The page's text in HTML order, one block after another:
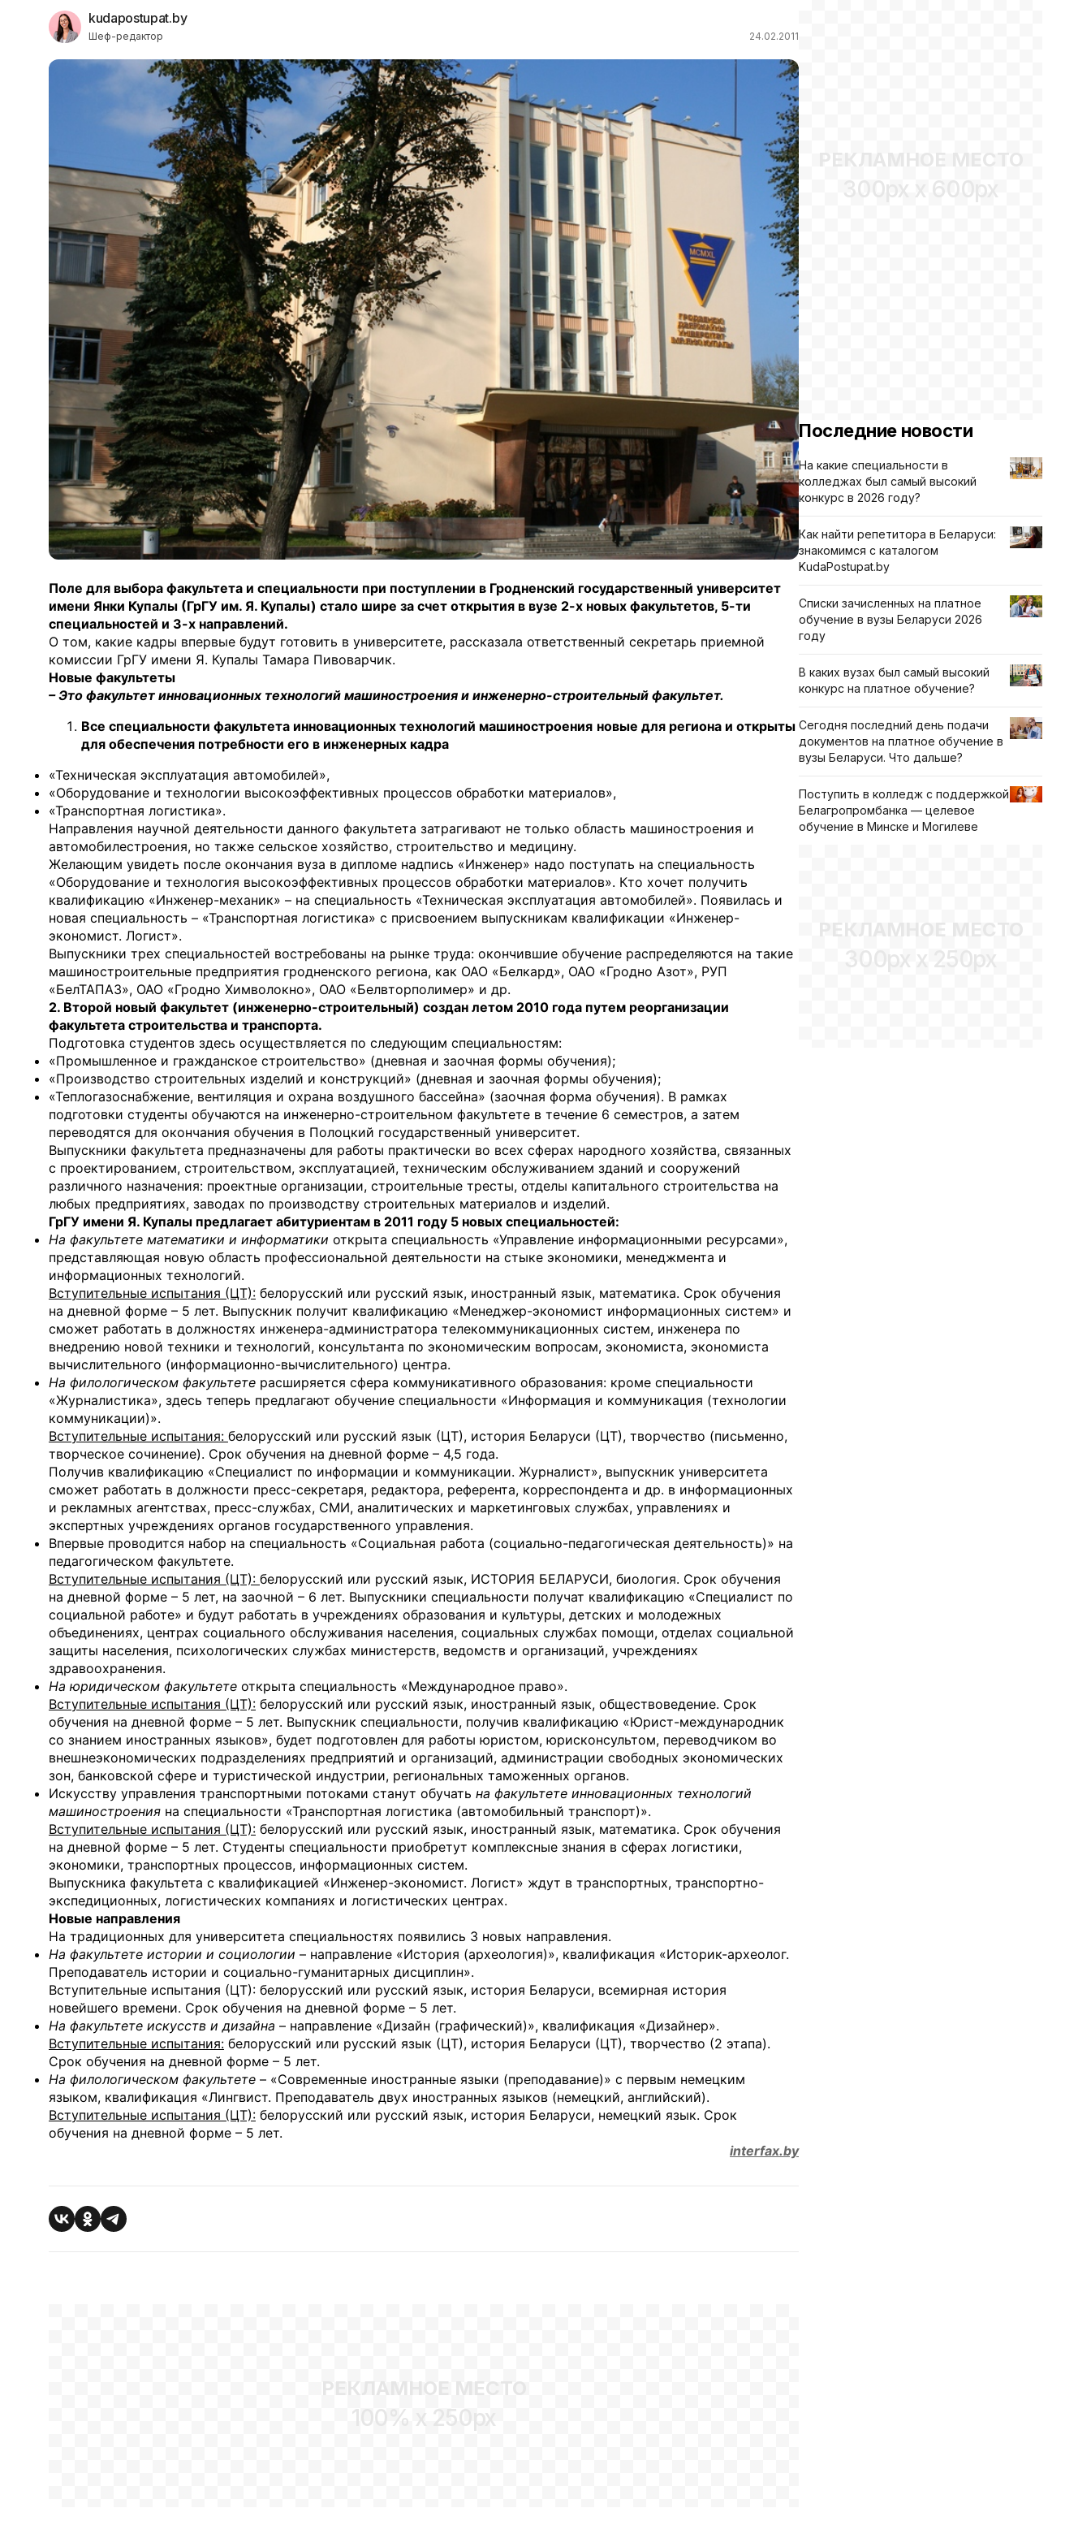
kudapostupat.by
Шеф-редактор 24.02.2011
Поле для выбора факультета и специальности при поступлении в Гродненский государственный университет
имени Янки Купалы (ГрГУ им. Я. Купалы) стало шире за счет открытия в вузе 2-х новых факультетов, 5-ти
специальностей и 3-х направлений.
О том, какие кадры впервые будут готовить в университете, рассказала ответственный секретарь приемной
комиссии ГрГУ имени Я. Купалы Тамара Пивоварчик.
Новые факультеты
– Это факультет инновационных технологий машиностроения и инженерно-строительный факультет.
Все специальности факультета инновационных технологий машиностроения новые для региона и открыты
для обеспечения потребности его в инженерных кадра
«Техническая эксплуатация автомобилей»,
«Оборудование и технологии высокоэффективных процессов обработки материалов»,
«Транспортная логистика».
Направления научной деятельности данного факультета затрагивают не только область машиностроения и
автомобилестроения, но также сельское хозяйство, строительство и медицину.
Желающим увидеть после окончания вуза в дипломе надпись «Инженер» надо поступать на специальность
«Оборудование и технология высокоэффективных процессов обработки материалов». Кто хочет получить
квалификацию «Инженер-механик» – на специальность «Техническая эксплуатация автомобилей». Появилась и
новая специальность – «Транспортная логистика» с присвоением выпускникам квалификации «Инженер-
экономист. Логист».
Выпускники трех специальностей востребованы на рынке труда: окончившие обучение распределяются на такие
машиностроительные предприятия гродненского региона, как ОАО «Белкард», ОАО «Гродно Азот», РУП
«БелТАПАЗ», ОАО «Гродно Химволокно», ОАО «Белвторполимер» и др.
2. Второй новый факультет (инженерно-строительный) создан летом 2010 года путем реорганизации
факультета строительства и транспорта.
Подготовка студентов здесь осуществляется по следующим специальностям:
«Промышленное и гражданское строительство» (дневная и заочная формы обучения);
«Производство строительных изделий и конструкций» (дневная и заочная формы обучения);
«Теплогазоснабжение, вентиляция и охрана воздушного бассейна» (заочная форма обучения). В рамках
подготовки студенты обучаются на инженерно-строительном факультете в течение 6 семестров, а затем
переводятся для окончания обучения в Полоцкий государственный университет.
Выпускники факультета предназначены для работы практически во всех сферах народного хозяйства, связанных
с проектированием, строительством, эксплуатацией, техническим обслуживанием зданий и сооружений
различного назначения: проектные организации, строительные тресты, отделы капитального строительства на
любых предприятиях, заводах по производству строительных материалов и изделий.
ГрГУ имени Я. Купалы предлагает абитуриентам в 2011 году 5 новых специальностей:
На факультете математики и информатики открыта специальность «Управление информационными ресурсами»,
представляющая новую область профессиональной деятельности на стыке экономики, менеджмента и
информационных технологий.
Вступительные испытания (ЦТ): белорусский или русский язык, иностранный язык, математика. Срок обучения
на дневной форме – 5 лет. Выпускник получит квалификацию «Менеджер-экономист информационных систем» и
сможет работать в должностях инженера-администратора телекоммуникационных систем, инженера по
внедрению новой техники и технологий, консультанта по экономическим вопросам, экономиста, экономиста
вычислительного (информационно-вычислительного) центра.
На филологическом факультете расширяется сфера коммуникативного образования: кроме специальности
«Журналистика», здесь теперь предлагают обучение специальности «Информация и коммуникация (технологии
коммуникации)».
Вступительные испытания: белорусский или русский язык (ЦТ), история Беларуси (ЦТ), творчество (письменно,
творческое сочинение). Срок обучения на дневной форме – 4,5 года.
Получив квалификацию «Специалист по информации и коммуникации. Журналист», выпускник университета
сможет работать в должности пресс-секретаря, редактора, референта, корреспондента и др. в информационных
и рекламных агентствах, пресс-службах, СМИ, аналитических и маркетинговых службах, управлениях и
экспертных учреждениях органов государственного управления.
Впервые проводится набор на специальность «Социальная работа (социально-педагогическая деятельность)» на
педагогическом факультете.
Вступительные испытания (ЦТ): белорусский или русский язык, ИСТОРИЯ БЕЛАРУСИ, биология. Срок обучения
на дневной форме – 5 лет, на заочной – 6 лет. Выпускники специальности получат квалификацию «Специалист по
социальной работе» и будут работать в учреждениях образования и культуры, детских и молодежных
объединениях, центрах социального обслуживания населения, социальных службах помощи, отделах социальной
защиты населения, психологических службах министерств, ведомств и организаций, учреждениях
здравоохранения.
На юридическом факультете открыта специальность «Международное право».
Вступительные испытания (ЦТ): белорусский или русский язык, иностранный язык, обществоведение. Срок
обучения на дневной форме – 5 лет. Выпускник специальности, получив квалификацию «Юрист-международник
со знанием иностранных языков», будет подготовлен для работы юристом, юрисконсультом, переводчиком во
внешнеэкономических подразделениях предприятий и организаций, администрации свободных экономических
зон, банковской сфере и туристической индустрии, региональных таможенных органов.
Искусству управления транспортными потоками станут обучать на факультете инновационных технологий
машиностроения на специальности «Транспортная логистика (автомобильный транспорт)».
Вступительные испытания (ЦТ): белорусский или русский язык, иностранный язык, математика. Срок обучения
на дневной форме – 5 лет. Студенты специальности приобретут комплексные знания в сферах логистики,
экономики, транспортных процессов, информационных систем.
Выпускника факультета с квалификацией «Инженер-экономист. Логист» ждут в транспортных, транспортно-
экспедиционных, логистических компаниях и логистических центрах.
Новые направления
На традиционных для университета специальностях появились 3 новых направления.
На факультете истории и социологии – направление «История (археология)», квалификация «Историк-археолог.
Преподаватель истории и социально-гуманитарных дисциплин».
Вступительные испытания (ЦТ): белорусский или русский язык, история Беларуси, всемирная история
новейшего времени. Срок обучения на дневной форме – 5 лет.
На факультете искусств и дизайна – направление «Дизайн (графический)», квалификация «Дизайнер».
Вступительные испытания: белорусский или русский язык (ЦТ), история Беларуси (ЦТ), творчество (2 этапа).
Срок обучения на дневной форме – 5 лет.
На филологическом факультете – «Современные иностранные языки (преподавание)» с первым немецким
языком, квалификация «Лингвист. Преподаватель двух иностранных языков (немецкий, английский).
Вступительные испытания (ЦТ): белорусский или русский язык, история Беларуси, немецкий язык. Срок
обучения на дневной форме – 5 лет.
interfax.by
РЕКЛАМНОЕ МЕСТО
100% x 250px
РЕКЛАМНОЕ МЕСТО
300px x 600px
Последние новости
На какие специальности в
колледжах был самый высокий
конкурс в 2026 году?
Как найти репетитора в Беларуси:
знакомимся с каталогом
KudaPostupat.by
Списки зачисленных на платное
обучение в вузы Беларуси 2026
году
В каких вузах был самый высокий
конкурс на платное обучение?
Сегодня последний день подачи
документов на платное обучение в
вузы Беларуси. Что дальше?
Поступить в колледж с поддержкой
Белагропромбанка — целевое
обучение в Минске и Могилеве
РЕКЛАМНОЕ МЕСТО
300px x 250px